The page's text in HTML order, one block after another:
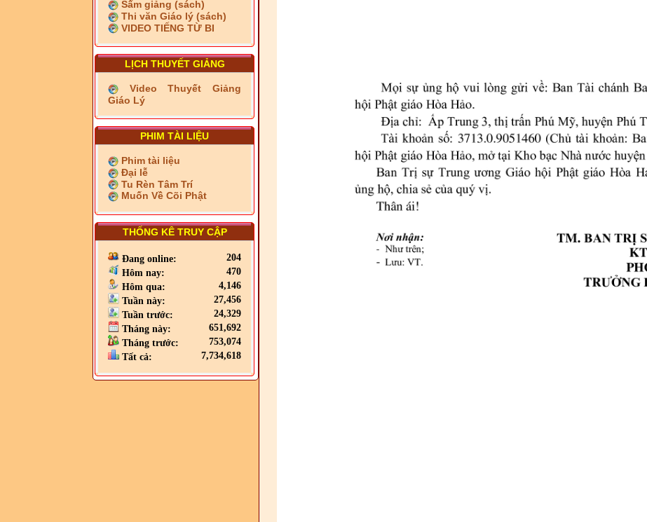
Sấm giảng (sách)
Thi văn Giáo lý (sách)
VIDEO TIẾNG TỪ BI
LỊCH THUYẾT GIẢNG
Video Thuyết Giảng
Giáo Lý
PHIM TÀI LIỆU
Phim tài liệu
Đại lễ
Tu Rèn Tâm Trí
Muốn Về Cõi Phật
THỐNG KÊ TRUY CẬP
Đang online:
204
Hôm nay:
470
Hôm qua:
4,146
Tuần này:
27,456
Tuần trước:
24,329
Tháng này:
651,692
Tháng trước:
753,074
Tất cả:
7,734,618